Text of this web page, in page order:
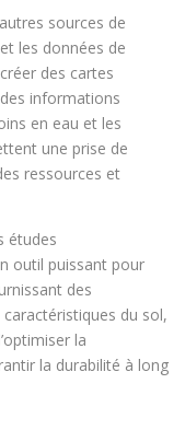
sources de
les données de
des cartes
informations
en eau et les
une prise de
ressources et
études
outil puissant pour
des
du sol,
la
la durabilité à long